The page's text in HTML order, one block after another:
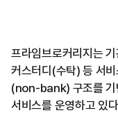
프라임브로커리지는
커스터디(수탁) 등 서
(non-bank) 구조를 기
서비스를 운영하고 있